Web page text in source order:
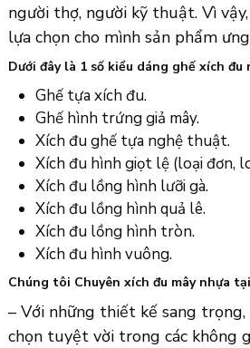
người thợ, người kỹ thuật. Vì
lựa chọn cho mình sản phẩm
Dưới đây là 1 số kiểu dáng ghế xích
Ghế tựa xích đu.
Ghế hình trứng giả mây.
Xích đu ghế tựa nghệ thuật.
Xích đu hình giọt lệ (loại đơn,
Xích đu lồng hình lưỡi gà.
Xích đu lồng hình quả lê.
Xích đu lồng hình tròn.
Xích đu hình vuông.
Chúng tôi Chuyên xích đu mây nhựa
– Với những thiết kế sang
chọn tuyệt vời trong các không